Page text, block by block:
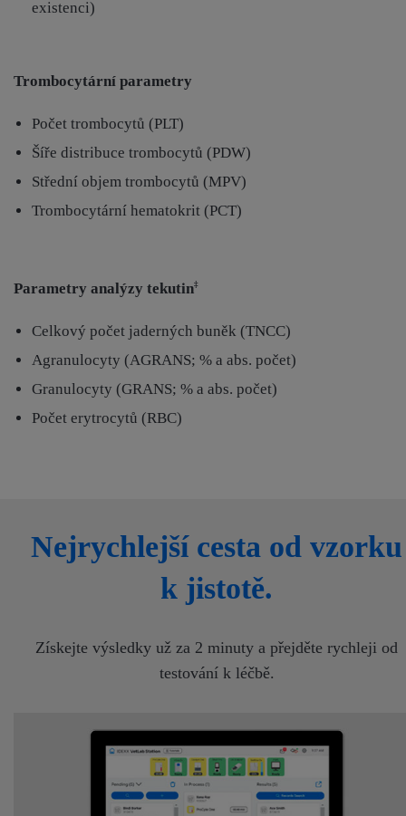
existenci)
Trombocytární parametry
Počet trombocytů (PLT)
Šíře distribuce trombocytů (PDW)
Střední objem trombocytů (MPV)
Trombocytární hematokrit (PCT)
Parametry analýzy tekutin‡
Celkový počet jaderných buněk (TNCC)
Agranulocyty (AGRANS; % a abs. počet)
Granulocyty (GRANS; % a abs. počet)
Počet erytrocytů (RBC)
Nejrychlejší cesta od vzorku
k jistotě.
Získejte výsledky už za 2 minuty a přejděte rychleji od
testování k léčbě.